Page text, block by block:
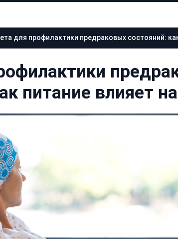
для профилактики предраковых состояний:
питание влияет